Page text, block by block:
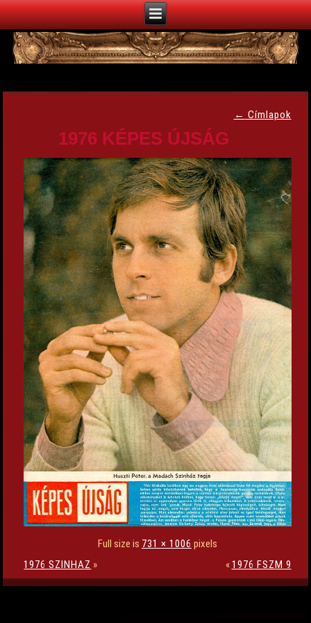
← Címlapok
1976 KÉPES ÚJSÁG
Full size is 731 × 1006 pixels
1976 SZINHAZ » «1976 FSZM 9